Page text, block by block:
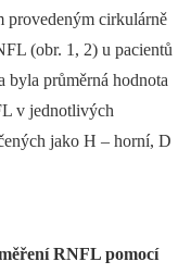
provedeným cirkulárně
(obr. 1, 2) u pacientů
průměrná hodnota
v jednotlivých
jako H –⁠ horní, D
RNFL pomocí